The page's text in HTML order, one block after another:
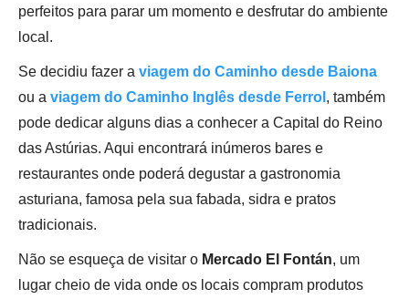
perfeitos para parar um momento e desfrutar do ambiente
local.
Se decidiu fazer a viagem do Caminho desde Baiona
ou a viagem do Caminho Inglês desde Ferrol , também
pode dedicar alguns dias a conhecer a Capital do Reino
das Astúrias. Aqui encontrará inúmeros bares e
restaurantes onde poderá degustar a gastronomia
asturiana, famosa pela sua fabada, sidra e pratos
tradicionais.
Não se esqueça de visitar o Mercado El Fontán, um
lugar cheio de vida onde os locais compram produtos